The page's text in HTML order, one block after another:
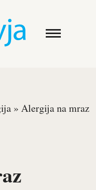
» Alergija na mraz